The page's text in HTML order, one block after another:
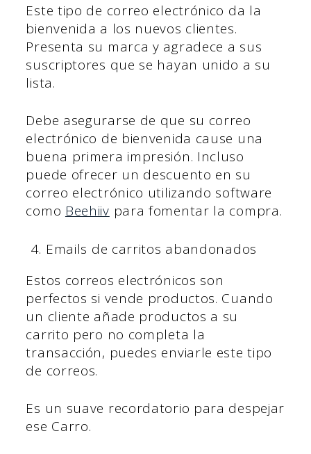
Este tipo de correo electrónico da la
bienvenida a los nuevos clientes.
Presenta su marca y agradece a sus
suscriptores que se hayan unido a su
lista.
Debe asegurarse de que su correo
electrónico de bienvenida cause una
buena primera impresión. Incluso
puede ofrecer un descuento en su
correo electrónico utilizando software
como Beehiiv para fomentar la compra.
Emails de carritos abandonados
Estos correos electrónicos son
perfectos si vende productos. Cuando
un cliente añade productos a su
carrito pero no completa la
transacción, puedes enviarle este tipo
de correos.
Es un suave recordatorio para despejar
ese Carro.